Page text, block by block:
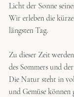
Licht der Sonne
Wir erleben die
längsten Tag.
Zu dieser Zeit
des Sommers und
Die Natur steht in
und Gemüse können